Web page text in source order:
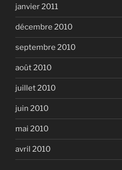
janvier 2011
décembre 2010
septembre 2010
août 2010
juillet 2010
juin 2010
mai 2010
avril 2010